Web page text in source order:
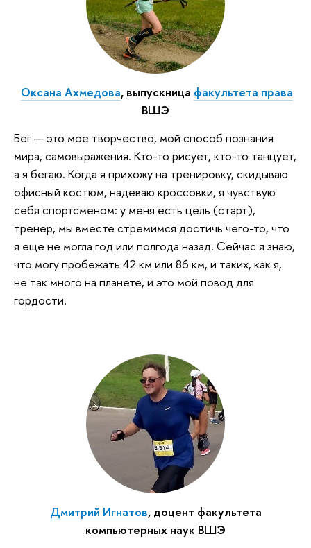
Оксана Ахмедова, выпускница факультета права
ВШЭ
Бег — это мое творчество, мой способ познания
мира, самовыражения. Кто-то рисует, кто-то танцует,
а я бегаю. Когда я прихожу на тренировку, скидываю
офисный костюм, надеваю кроссовки, я чувствую
себя спортсменом: у меня есть цель (старт),
тренер, мы вместе стремимся достичь чего-то, что
я еще не могла год или полгода назад. Сейчас я знаю,
что могу пробежать 42 км или 86 км, и таких, как я,
не так много на планете, и это мой повод для
гордости.
Дмитрий Игнатов, доцент факультета
компьютерных наук ВШЭ